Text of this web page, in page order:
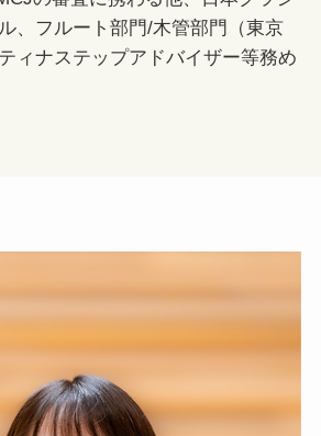
、フルート部門/木管部門（東京
ィナステップアドバイザー等務め